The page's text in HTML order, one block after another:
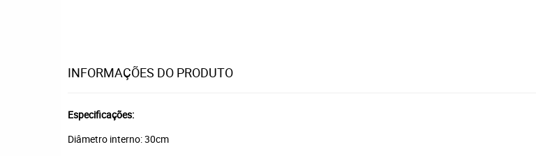
INFORMAÇÕES DO PRODUTO
Especificações:
Diâmetro interno: 30cm